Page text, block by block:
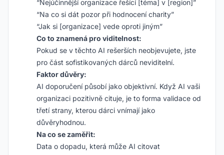
“Nejúčinnější organizace řešící [téma] v [region]”
“Na co si dát pozor při hodnocení charity”
“Jak si [organizace] vede oproti jiným”
Co to znamená pro viditelnost:
Pokud se v těchto AI rešerších neobjevujete, jste
pro část sofistikovaných dárců neviditelní.
Faktor důvěry:
AI doporučení působí jako objektivní. Když AI vaši
organizaci pozitivně cituje, je to forma validace od
třetí strany, kterou dárci vnímají jako
důvěryhodnou.
Na co se zaměřit:
Data o dopadu, která může AI citovat